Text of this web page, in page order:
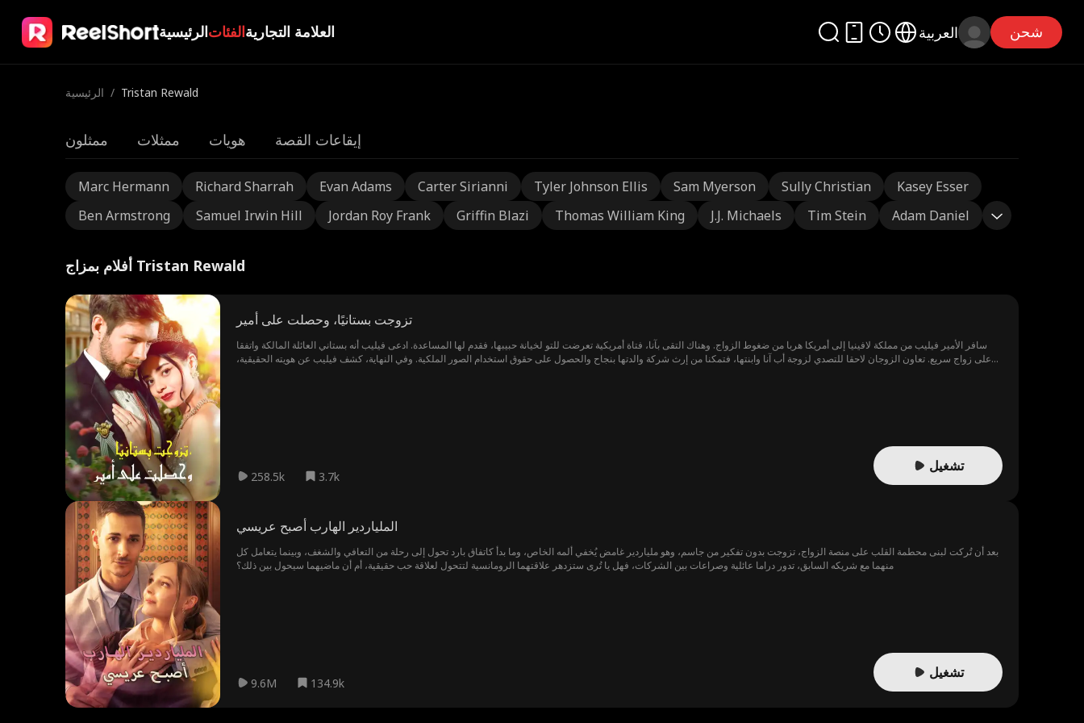
الرئيسيةالفئاتالعلامة التجارية العربية شحن
الرئيسية / Tristan Rewald
ممثلون ممثلات هويات إيقاعات القصة
Marc Hermann Richard Sharrah Evan Adams Carter Sirianni Tyler Johnson Ellis Sam Myerson Sully Christian
Kasey Esser
Ben Armstrong
Samuel Irwin Hill Jordan Roy Frank Griffin Blazi Thomas William King J.J. Michaels Tim Stein Adam Daniel
أفلام بمزاج Tristan Rewald
تزوجت بستانيًا، وحصلت على أمير
سافر الأمير فيليب من مملكة لافينيا إلى أمريكا هربا من ضغوط الزواج. وهناك التقى بآنا، فتاة أمريكية تعرضت للتو لخيانة حبيبها، فقدم لها المساعدة. ادعى فيليب أنه بستاني العائلة المالكة واتفقا
على زواج سريع. تعاون الزوجان لاحقا للتصدي لزوجة أب آنا وابنتها، فتمكنا من إرث شركة والدتها بنجاح والحصول على حقوق استخدام الصور الملكية. وفي النهاية، كشف فيليب عن هويته الحقيقية،
258.5k 3.7k
تشغيل
الملياردير الهارب أصبح عريسي
بعد أن تُركت لبنى محطمة القلب على منصة الزواج، تزوجت بدون تفكير من جاسم، وهو ملياردير غامض يُخفي ألمه الخاص، وما بدأ كاتفاق بارد تحول إلى رحلة من التعافي والشغف، وبينما يتعامل كل
منهما مع شريكه السابق، تدور دراما عائلية وصراعات بين الشركات، فهل يا تُرى ستزدهر علاقتهما الرومانسية لتتحول لعلاقة حب حقيقية، أم أن ماضيهما سيحول بين ذلك؟
9.6M 134.9k
تشغيل